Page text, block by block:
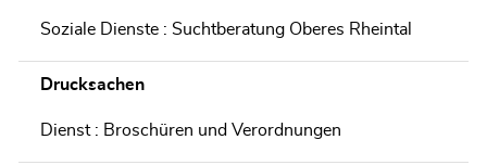
Soziale Dienste : Suchtberatung Oberes Rheintal
Drucksachen
Dienst : Broschüren und Verordnungen